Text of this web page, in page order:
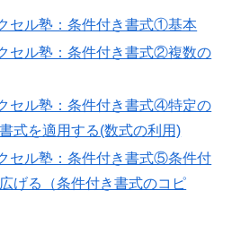
セル塾：条件付き書式①基本
セル塾：条件付き書式②複数の
セル塾：条件付き書式④特定の
式を適用する(数式の利用)
セル塾：条件付き書式⑤条件付
げる（条件付き書式のコピ